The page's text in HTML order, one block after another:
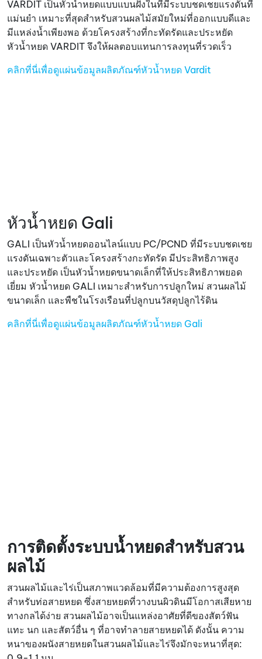
VARDIT เป็นหัวน้ำหยดแบบแบนฝังในที่มีระบบชดเชยแรงดันที่
แม่นยำ เหมาะที่สุดสำหรับสวนผลไม้สมัยใหม่ที่ออกแบบดีและ
มีแหล่งน้ำเพียงพอ ด้วยโครงสร้างที่กะทัดรัดและประหยัด
หัวน้ำหยด VARDIT จึงให้ผลตอบแทนการลงทุนที่รวดเร็ว
คลิกที่นี่เพื่อดูแผ่นข้อมูลผลิตภัณฑ์หัวน้ำหยด Vardit
หัวน้ำหยด Gali
GALI เป็นหัวน้ำหยดออนไลน์แบบ PC/PCND ที่มีระบบชดเชย
แรงดันเฉพาะตัวและโครงสร้างกะทัดรัด มีประสิทธิภาพสูง
และประหยัด เป็นหัวน้ำหยดขนาดเล็กที่ให้ประสิทธิภาพยอด
เยี่ยม หัวน้ำหยด GALI เหมาะสำหรับการปลูกใหม่ สวนผลไม้
ขนาดเล็ก และพืชในโรงเรือนที่ปลูกบนวัสดุปลูกไร้ดิน
คลิกที่นี่เพื่อดูแผ่นข้อมูลผลิตภัณฑ์หัวน้ำหยด Gali
การติดตั้งระบบน้ำหยดสำหรับสวน
ผลไม้
สวนผลไม้และไร่เป็นสภาพแวดล้อมที่มีความต้องการสูงสุด
สำหรับท่อสายหยด ซึ่งสายหยดที่วางบนผิวดินมีโอกาสเสียหาย
ทางกลได้ง่าย สวนผลไม้อาจเป็นแหล่งอาศัยที่ดีของสัตว์ฟัน
แทะ นก และสัตว์อื่น ๆ ที่อาจทำลายสายหยดได้ ดังนั้น ความ
หนาของผนังสายหยดในสวนผลไม้และไร่จึงมักจะหนาที่สุด: